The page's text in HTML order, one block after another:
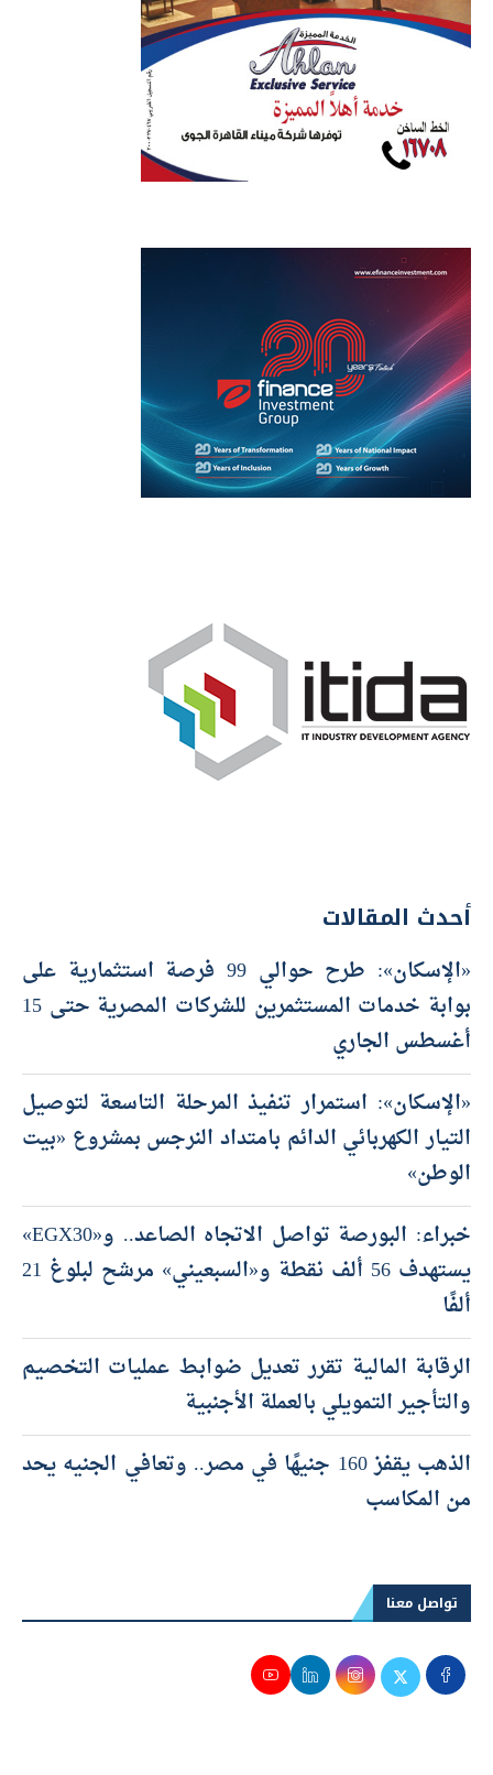
أحدث المقالات
«الإسكان»: طرح حوالي 99 فرصة استثمارية على
بوابة خدمات المستثمرين للشركات المصرية حتى 15
أغسطس الجاري
«الإسكان»: استمرار تنفيذ المرحلة التاسعة لتوصيل
التيار الكهربائي الدائم بامتداد النرجس بمشروع «بيت
الوطن»
خبراء: البورصة تواصل الاتجاه الصاعد.. و«EGX30»
يستهدف 56 ألف نقطة و«السبعيني» مرشح لبلوغ 21
ألفًا
الرقابة المالية تقرر تعديل ضوابط عمليات التخصيم
والتأجير التمويلي بالعملة الأجنبية
الذهب يقفز 160 جنيهًا في مصر.. وتعافي الجنيه يحد
من المكاسب
تواصل معنا